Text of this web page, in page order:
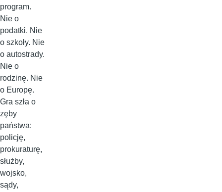
program.
Nie o
podatki. Nie
o szkoły. Nie
o autostrady.
Nie o
rodzinę. Nie
o Europę.
Gra szła o
zęby
państwa:
policję,
prokuraturę,
służby,
wojsko,
sądy,